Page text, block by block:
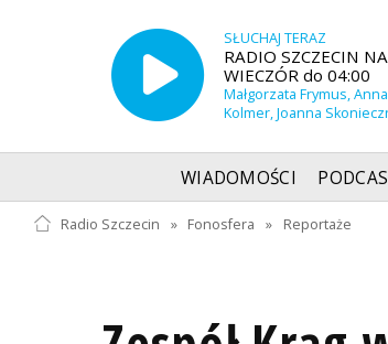
SŁUCHAJ TERAZ
RADIO SZCZECIN NA
WIECZÓR do 04:00
Małgorzata Frymus, Anna
Kolmer, Joanna
WIADOMOŚCI
Radio Szczecin » Fonosfera » Reportaże